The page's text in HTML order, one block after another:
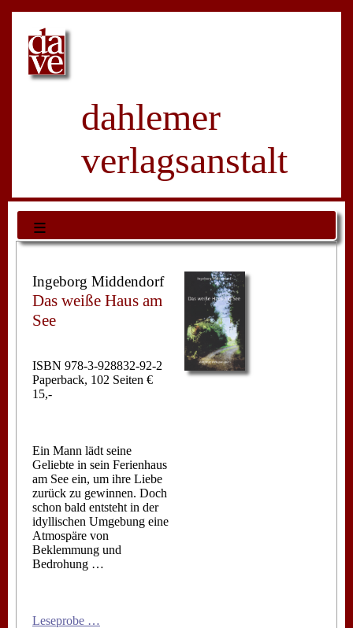
dahlemer
verlagsanstalt
≡
Ingeborg Middendorf
Das weiße Haus am
See
ISBN 978-3-928832-92-2
Paperback, 102 Seiten €
15,-
Ein Mann lädt seine
Geliebte in sein Ferienhaus
am See ein, um ihre Liebe
zurück zu gewinnen. Doch
schon bald entsteht in der
idyllischen Umgebung eine
Atmospäre von
Beklemmung und
Bedrohung …
Leseprobe …